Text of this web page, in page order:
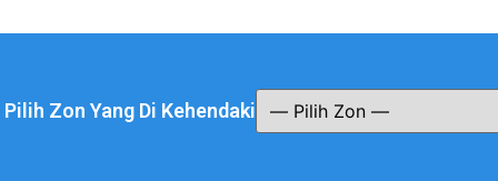
Zon Yang Di Kehendaki